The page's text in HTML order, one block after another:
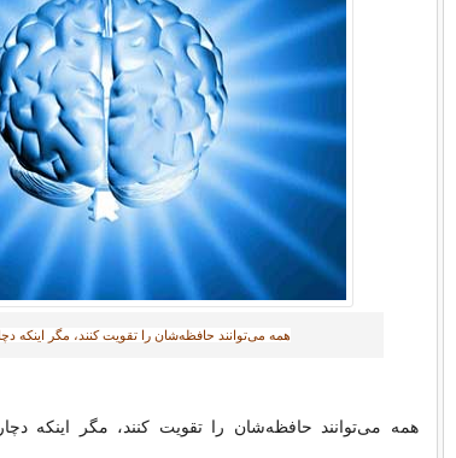
همه می‌توانند حافظه‌شان را تقویت کنند، مگر اینکه
همه می‌توانند حافظه‌شان را تقویت کنند، مگر اینکه